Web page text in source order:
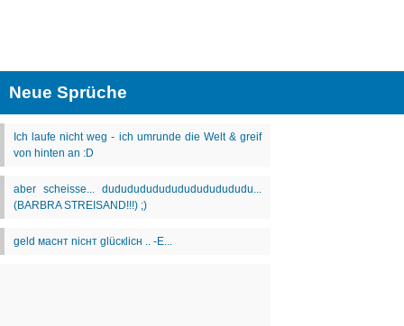
Neue Sprüche